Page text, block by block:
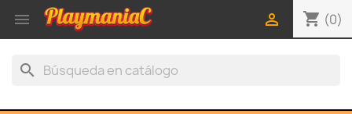
 shopping_cart (0)

search